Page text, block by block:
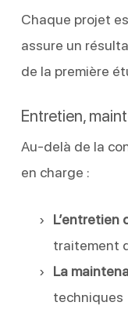
Chaque projet
assure un
de la première
Entretien,
Au-delà de la
en charge :
L’entretien
traitement
La
techniques